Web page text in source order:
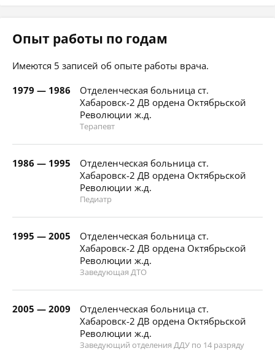
Опыт работы по годам
Имеются 5 записей об опыте работы врача.
1979 — 1986
Отделенческая больница ст.
Хабаровск-2 ДВ ордена Октябрьской
Революции ж.д.
Терапевт
1986 — 1995
Отделенческая больница ст.
Хабаровск-2 ДВ ордена Октябрьской
Революции ж.д.
Педиатр
1995 — 2005
Отделенческая больница ст.
Хабаровск-2 ДВ ордена Октябрьской
Революции ж.д.
Заведующая ДТО
2005 — 2009
Отделенческая больница ст.
Хабаровск-2 ДВ ордена Октябрьской
Революции ж.д.
Заведующий отделения ДДУ по 14 разряду